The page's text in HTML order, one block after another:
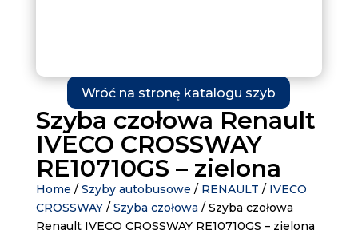
Wróć na stronę katalogu szyb
Szyba czołowa Renault
IVECO CROSSWAY
RE10710GS – zielona
Home / Szyby autobusowe / RENAULT / IVECO
CROSSWAY/ Szyba czołowa / Szyba czołowa
Renault IVECO CROSSWAY RE10710GS – zielona